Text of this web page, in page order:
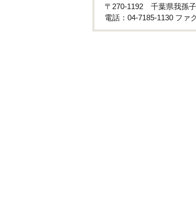
〒270-1192 千葉県我孫子
電話：04-7185-1130 ファ